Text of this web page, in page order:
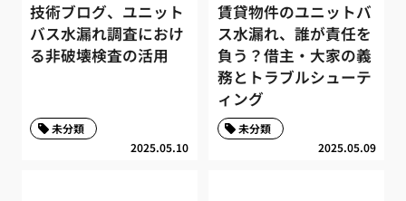
技術ブログ、ユニット
バス水漏れ調査におけ
る非破壊検査の活用
2025.05.10
未分類
賃貸物件のユニットバ
ス水漏れ、誰が責任を
負う？借主・大家の義
務とトラブルシューテ
ィング
2025.05.09
未分類